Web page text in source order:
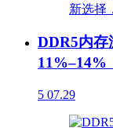
DDR5内存
11%–14%
5 07.29